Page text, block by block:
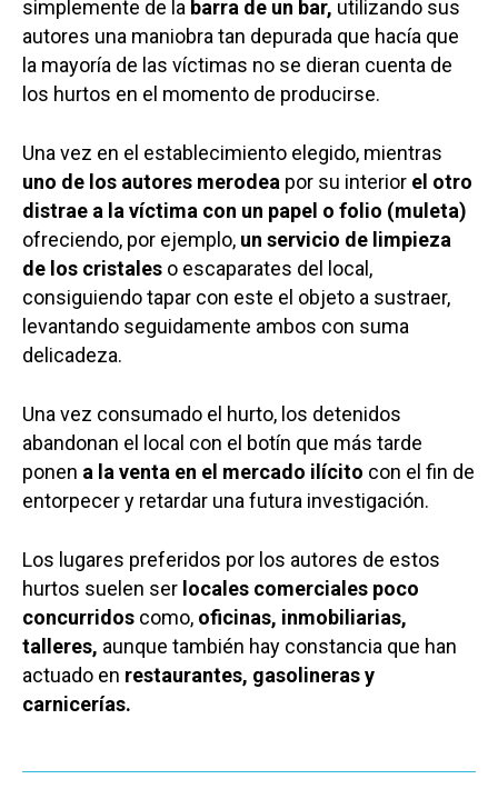
simplemente de la barra de un bar, utilizando sus
autores una maniobra tan depurada que hacía que
la mayoría de las víctimas no se dieran cuenta de
los hurtos en el momento de producirse.
Una vez en el establecimiento elegido, mientras
uno de los autores merodea por su interior el otro
distrae a la víctima con un papel o folio (muleta)
ofreciendo, por ejemplo, un servicio de limpieza
de los cristales o escaparates del local,
consiguiendo tapar con este el objeto a sustraer,
levantando seguidamente ambos con suma
delicadeza.
Una vez consumado el hurto, los detenidos
abandonan el local con el botín que más tarde
ponen a la venta en el mercado ilícito con el fin de
entorpecer y retardar una futura investigación.
Los lugares preferidos por los autores de estos
hurtos suelen ser locales comerciales poco
concurridos como, oficinas, inmobiliarias,
talleres, aunque también hay constancia que han
actuado en restaurantes, gasolineras y
carnicerías.